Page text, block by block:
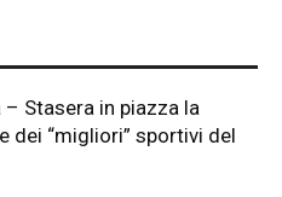
– Stasera in piazza la
dei “migliori” sportivi del